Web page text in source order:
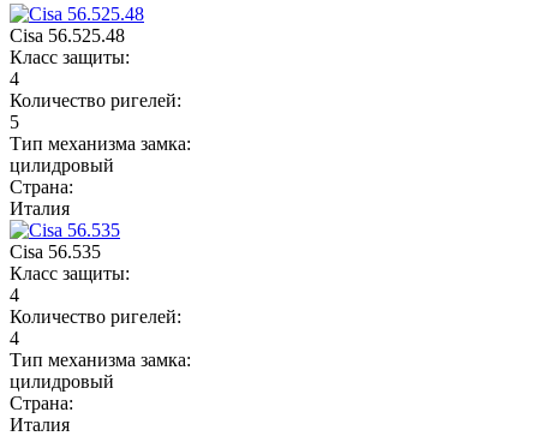
Cisa 56.525.48
Класс защиты:
4
Количество ригелей:
5
Тип механизма замка:
цилидровый
Страна:
Италия
Cisa 56.535
Класс защиты:
4
Количество ригелей:
4
Тип механизма замка:
цилидровый
Страна:
Италия